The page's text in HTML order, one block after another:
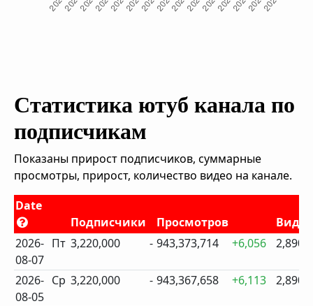
Статистика ютуб канала по
подписчикам
Показаны прирост подписчиков, суммарные
просмотры, прирост, количество видео на канале.
Date
Подписчики
Просмотров
Видео
2026-
08-07
Пт 3,220,000 - 943,373,714 +6,056 2,890
2026-
08-05
Ср 3,220,000 - 943,367,658 +6,113 2,890